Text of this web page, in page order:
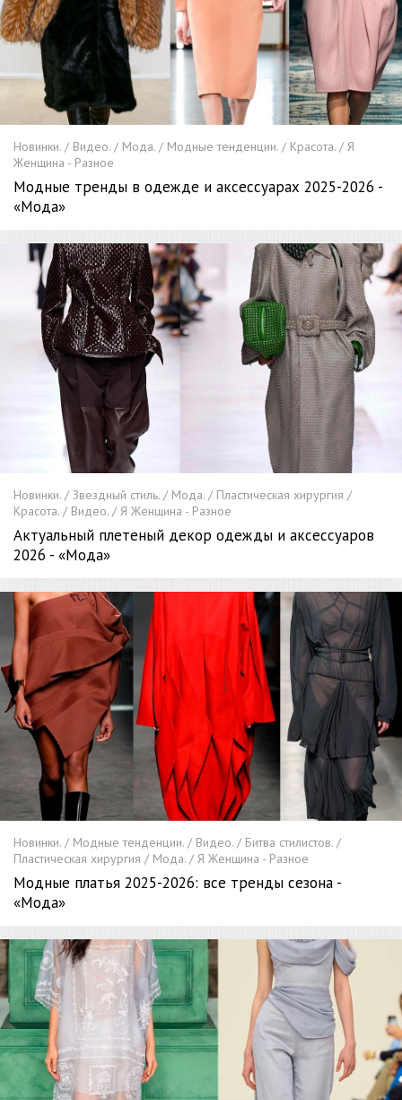
Новинки. / Видео. / Мода. / Модные тенденции. / Красота. / Я
Женщина - Разное
Модные тренды в одежде и аксессуарах 2025-2026 -
«Мода»
Новинки. / Звездный стиль. / Мода. / Пластическая хирургия /
Красота. / Видео. / Я Женщина - Разное
Актуальный плетеный декор одежды и аксессуаров
2026 - «Мода»
Новинки. / Модные тенденции. / Видео. / Битва стилистов. /
Пластическая хирургия / Мода. / Я Женщина - Разное
Модные платья 2025-2026: все тренды сезона -
«Мода»